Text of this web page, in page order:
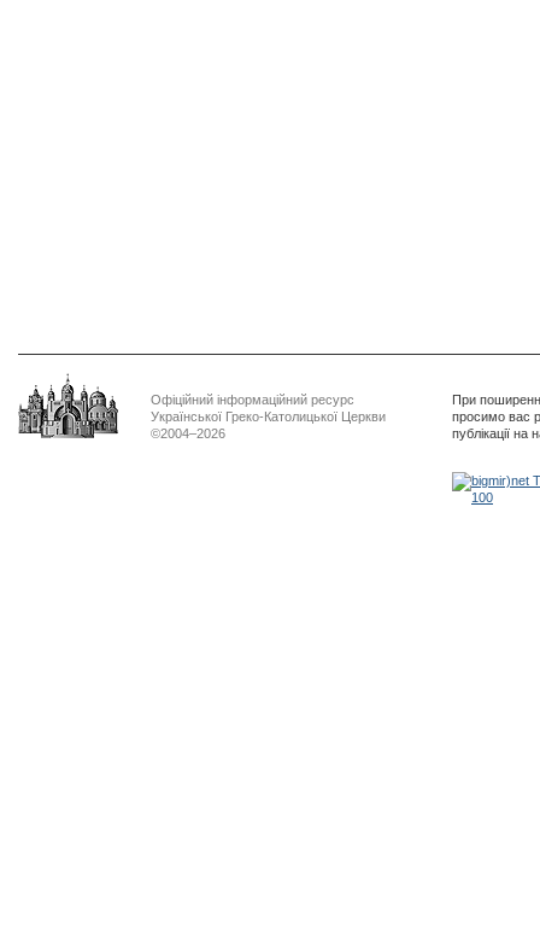
Офіційний інформаційний ресурс
Української Греко-Католицької Церкви
©2004–2026
При
просимо вас
публікації на